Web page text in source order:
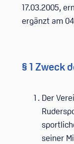
17.03.2005,
ergänzt am
§ 1 Zweck
Der
seiner